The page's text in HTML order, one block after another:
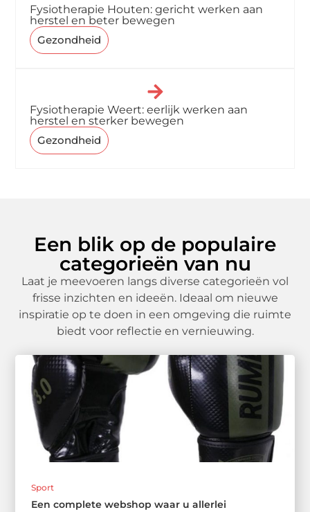
Fysiotherapie Houten: gericht werken aan
herstel en beter bewegen
Gezondheid
Fysiotherapie Weert: eerlijk werken aan
herstel en sterker bewegen
Gezondheid
Een blik op de populaire
categorieën van nu
Laat je meevoeren langs diverse categorieën vol
frisse inzichten en ideeën. Ideaal om nieuwe
inspiratie op te doen in een omgeving die ruimte
biedt voor reflectie en vernieuwing.
Sport
Een complete webshop waar u allerlei